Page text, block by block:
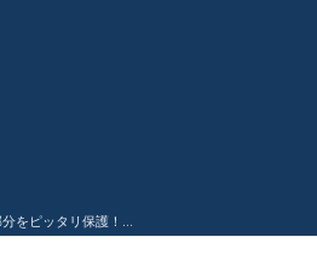
をピッタリ保護！...